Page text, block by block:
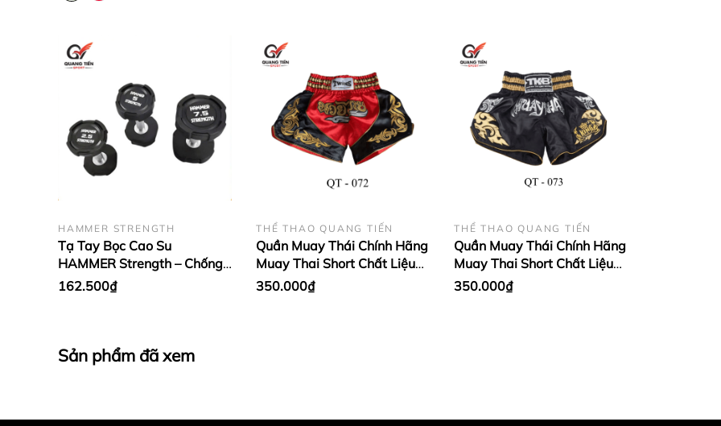
HAMMER STRENGTH
Tạ Tay Bọc Cao Su
HAMMER Strength – Chống
Rơi Vỡ, Tay Cầm Inox Chống
162.500₫
THỂ THAO QUANG TIẾN
Quần Muay Thái Chính Hãng
Muay Thai Short Chất Liệu
Satin Cao Cấp | Twins đỏ cổ
350.000₫
THỂ THAO QUANG TIẾN
Quần Muay Thái Chính Hãng
Muay Thai Short Chất Liệu
Satin Cao Cấp | TKB đen cổ
350.000₫
Sản phẩm đã xem